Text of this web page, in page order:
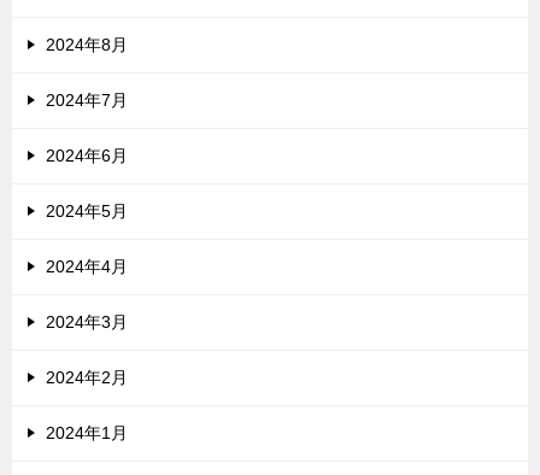
2024年8月
2024年7月
2024年6月
2024年5月
2024年4月
2024年3月
2024年2月
2024年1月